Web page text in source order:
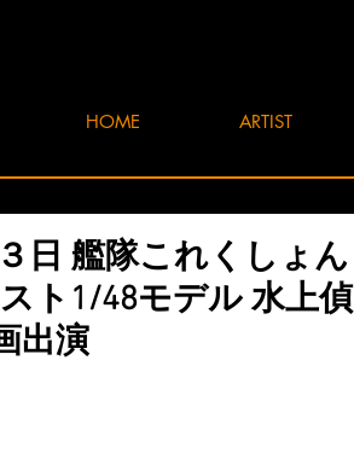
HOME ARTIST
日 艦隊これくしょん
ト1/48モデル 水上偵
出演